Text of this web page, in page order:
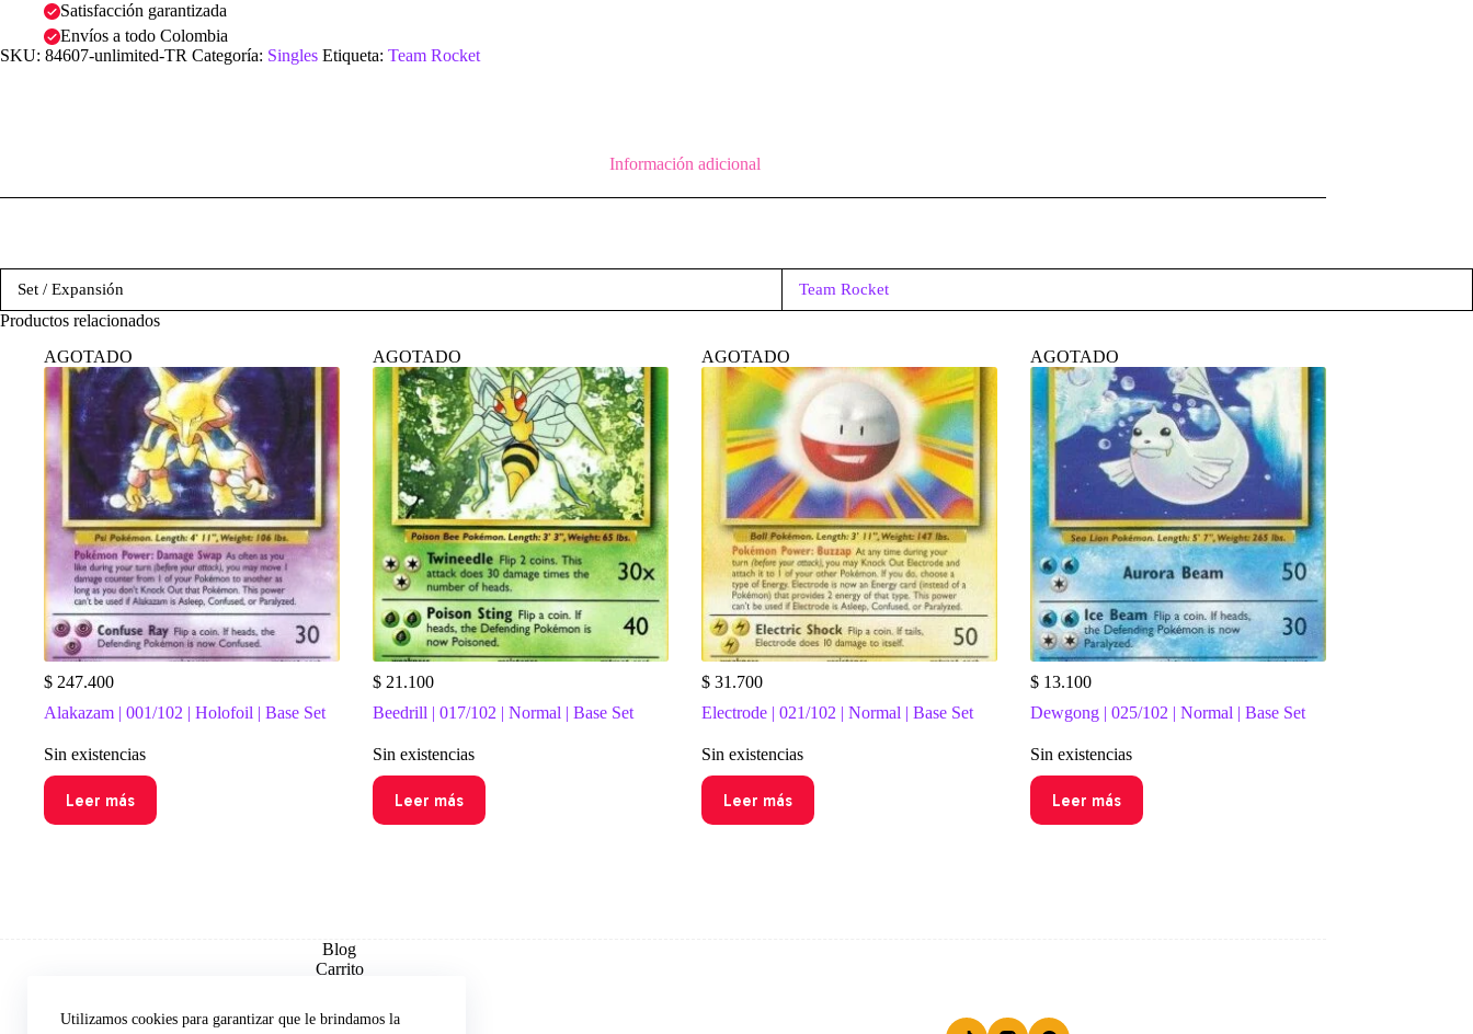
Utilizamos cookies para garantizar que le brindamos la
Satisfacción garantizada
Envíos a todo Colombia
SKU: 84607-unlimited-TR Categoría: Singles Etiqueta: Team Rocket
Información adicional
Set / Expansión Team Rocket
Productos relacionados
AGOTADO
$ 247.400
Alakazam | 001/102 | Holofoil | Base Set
Sin existencias
Leer más
AGOTADO
$21.100
Beedrill | 017/102 | Normal | Base Set
Sin existencias
Leer más
AGOTADO
$31.700
Electrode | 021/102 | Normal | Base Set
Sin existencias
Leer más
AGOTADO
$13.100
Dewgong | 025/102 | Normal | Base Set
Sin existencias
Leer más
Blog
Carrito
Explorar por Set